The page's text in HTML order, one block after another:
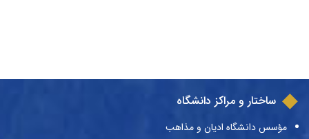
ساختار و مراکز دانشگاه
مؤسس دانشگاه ادیان و مذاهب